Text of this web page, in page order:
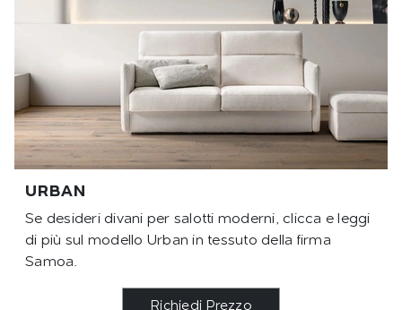
URBAN
Se desideri divani per salotti moderni, clicca e leggi
di più sul modello Urban in tessuto della firma
Samoa.
Richiedi Prezzo